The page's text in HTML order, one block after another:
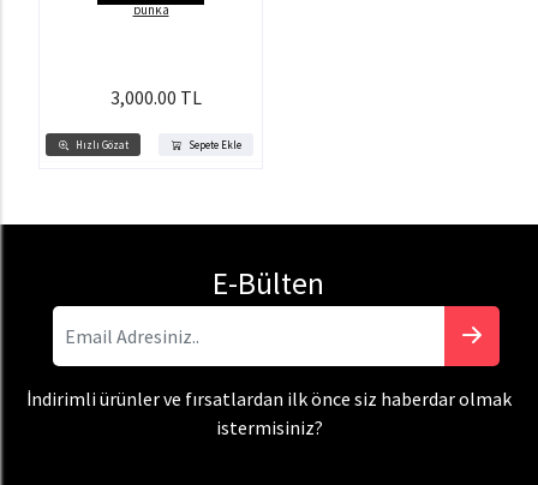
Hızlı Gözat Sepete Ekle
bunka
3,000.00 TL
E-Bülten
İndirimli ürünler ve fırsatlardan ilk önce siz haberdar olmak
istermisiniz?